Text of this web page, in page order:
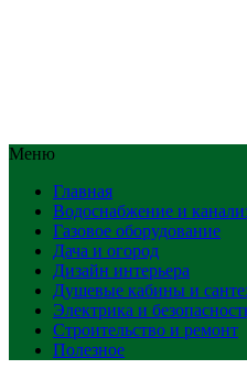
Меню
Главная
Водоснабжение и
Газовое оборудование
Дача и огород
Дизайн интерьера
Душевые кабины и
Электрика и
Строительство и ремонт
Полезное